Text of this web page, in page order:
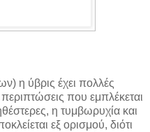
η ύβρις έχει πολλές
που εμπλέκεται
η τυμβωρυχία και
εξ ορισμού, διότι